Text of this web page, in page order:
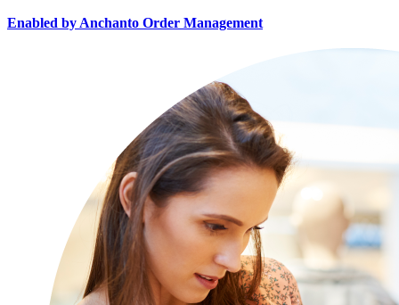
Enabled by Anchanto Order Management